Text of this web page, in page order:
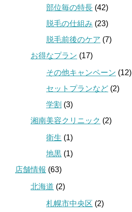
部位毎の特長 (42)
脱毛の仕組み (23)
脱毛前後のケア (7)
お得なプラン (17)
その他キャンペーン (12)
セットプランなど (2)
学割 (3)
湘南美容クリニック (2)
衛生 (1)
地黒 (1)
店舗情報 (63)
北海道 (2)
札幌市中央区 (2)